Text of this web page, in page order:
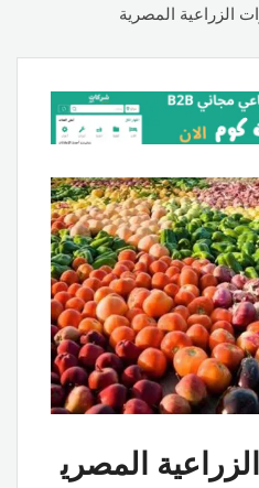
الزراعية المصرية
المصري